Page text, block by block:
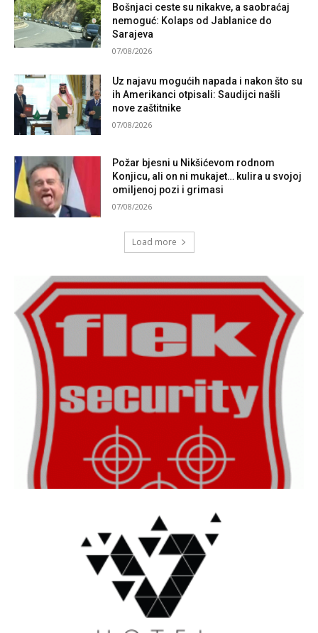
Bošnjaci ceste su nikakve, a saobraćaj
nemoguć: Kolaps od Jablanice do
Sarajeva
07/08/2026
Uz najavu mogućih napada i nakon što su
ih Amerikanci otpisali: Saudijci našli
nove zaštitnike
07/08/2026
Požar bjesni u Nikšićevom rodnom
Konjicu, ali on ni mukajet… kulira u svojoj
omiljenoj pozi i grimasi
07/08/2026
Load more